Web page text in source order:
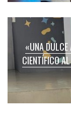
«UNA DULCE
CIENTÍFICO